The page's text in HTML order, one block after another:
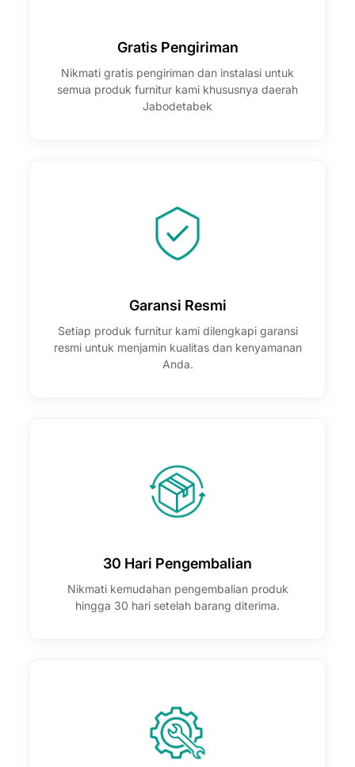
Gratis Pengiriman
Nikmati gratis pengiriman dan instalasi untuk
semua produk furnitur kami khususnya daerah
Jabodetabek
Garansi Resmi
Setiap produk furnitur kami dilengkapi garansi
resmi untuk menjamin kualitas dan kenyamanan
Anda.
30 Hari Pengembalian
Nikmati kemudahan pengembalian produk
hingga 30 hari setelah barang diterima.